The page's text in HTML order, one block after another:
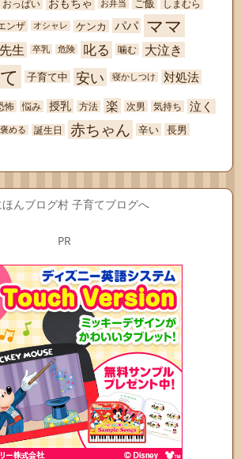
おっぱい お弁当 ご飯 しまむら
ンザ オシャレ ケンカ パパ ママ
先生 卒乳 危険 叱る 噛む 大泣き
子育て中 安い 寝かしつけ 対処法
怖 悩み 授乳 方法 楽 次男 気持ち 泣く
褒める 誕生日 赤ちゃん 辛い 長男
PR